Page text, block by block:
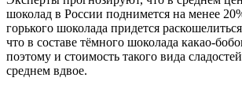
шоколад в России поднимется на менее
горького шоколада придется
что в составе тёмного шоколада какао-
поэтому и стоимость такого вида
среднем вдвое.